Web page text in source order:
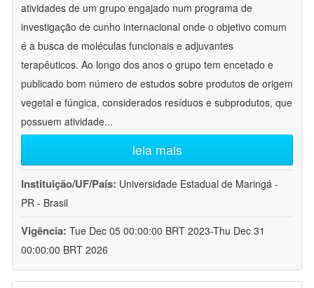
atividades de um grupo engajado num programa de
investigação de cunho internacional onde o objetivo comum
é a busca de moléculas funcionais e adjuvantes
terapêuticos. Ao longo dos anos o grupo tem encetado e
publicado bom número de estudos sobre produtos de origem
vegetal e fúngica, considerados resíduos e subprodutos, que
possuem atividade...
leia mais
Instituição/UF/País: Universidade Estadual de Maringá -
PR - Brasil
Vigência: Tue Dec 05 00:00:00 BRT 2023-Thu Dec 31
00:00:00 BRT 2026